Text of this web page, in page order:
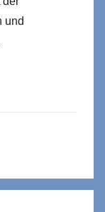
und